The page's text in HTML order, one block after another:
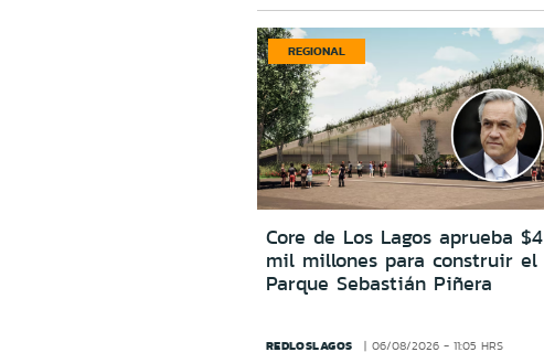
REGIONAL
Core de Los Lagos aprueba $4
mil millones para construir el
Parque Sebastián Piñera
REDLOSLAGOS 06/08/2026 - 11:05 HRS